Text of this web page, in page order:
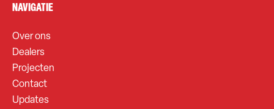
NAVIGATIE
Over ons
Dealers
Projecten
Contact
Updates